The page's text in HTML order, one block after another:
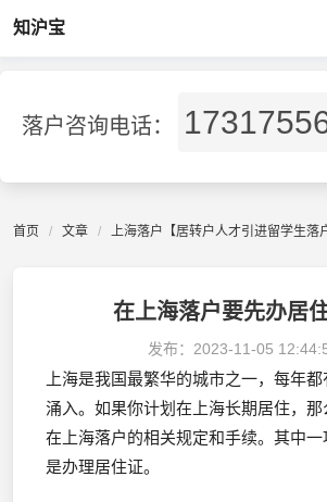
知沪宝
落户咨询电话：
首页 文章 上海落户【居转户人才引进留学生落
在上海落户要先办居
发布： 2023-11-05
上海是我国最繁华的城市之一，每年
涌入。如果你计划在上海长期居住，
在上海落户的相关规定和手续。其中
是办理居住证。